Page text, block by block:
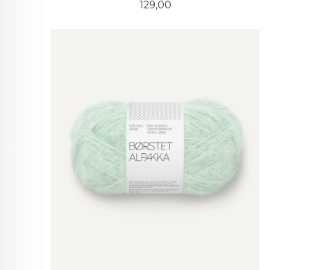
Pris
129,00